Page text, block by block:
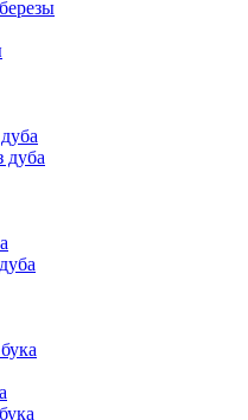
дуба